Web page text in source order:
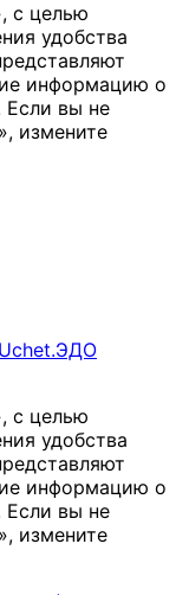
с целью
удобства
информацию о
Если вы не
измените
Uchet.ЭДО
с целью
удобства
информацию о
Если вы не
измените